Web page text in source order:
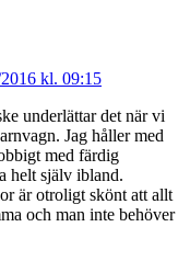
kl. 09:15
underlättar det när vi
Jag håller med
med färdig
helt själv ibland.
är otroligt skönt att allt
och man inte behöver